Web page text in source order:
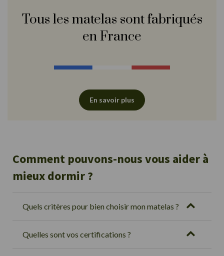
Tous les matelas sont fabriqués
en France
En savoir plus
Comment pouvons-nous vous aider à
mieux dormir ?
Quels critères pour bien choisir mon matelas ?
Quelles sont vos certifications ?